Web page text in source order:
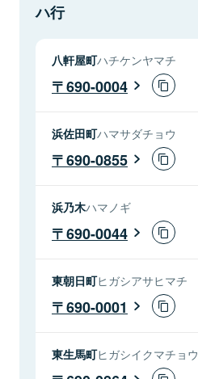
ハ行
八軒屋町ハチケンヤマチ
690-0004
浜佐田町ハマサダチョウ
690-0855
浜乃木ハマノギ
690-0044
東朝日町ヒガシアサヒマチ
690-0001
東生馬町ヒガシイクマチョウ